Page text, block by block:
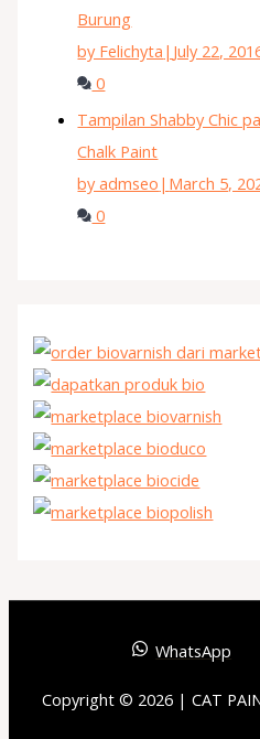
Burung
by Felichyta | July 22,
0
Tampilan Shabby Chic
Chalk Paint
by admseo | March 5,
0
WhatsApp
Copyright © 2026 | CAT